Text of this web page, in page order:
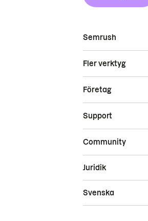
Semrush
Fler verktyg
Företag
Support
Community
Juridik
Svenska